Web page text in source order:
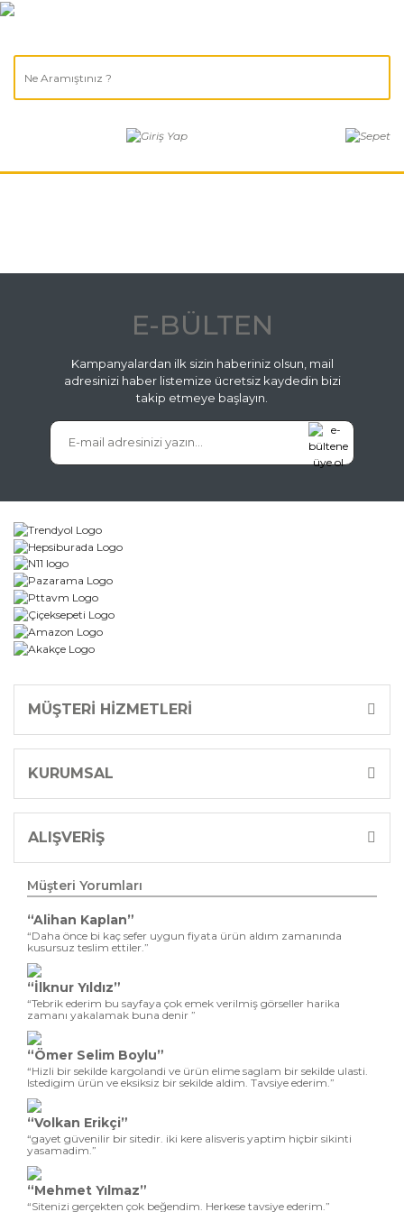
E-BÜLTEN
Kampanyalardan ilk sizin haberiniz olsun, mail
adresinizi haber listemize ücretsiz kaydedin bizi
takip etmeye başlayın.
MÜŞTERİ HİZMETLERİ
KURUMSAL
ALIŞVERİŞ
Müşteri Yorumları
“Alihan Kaplan”
“Daha önce bi kaç sefer uygun fiyata ürün aldım zamanında
kusursuz teslim ettiler.”
“İlknur Yıldız”
“Tebrik ederim bu sayfaya çok emek verilmiş görseller harika
zamanı yakalamak buna denir ”
“Ömer Selim Boylu”
“Hizli bir sekilde kargolandi ve ürün elime saglam bir sekilde ulasti.
Istedigim ürün ve eksiksiz bir sekilde aldim. Tavsiye ederim.”
“Volkan Erikçi”
“gayet güvenilir bir sitedir. iki kere alisveris yaptim hiçbir sikinti
yasamadim.”
“Mehmet Yılmaz”
“Sitenizi gerçekten çok beğendim. Herkese tavsiye ederim.”